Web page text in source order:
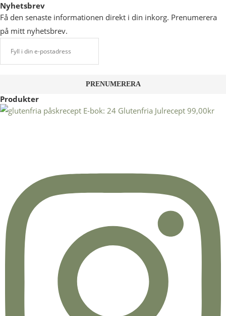
Nyhetsbrev
Få den senaste informationen direkt i din inkorg. Prenumerera
på mitt nyhetsbrev.
Produkter
E-bok: 24 Glutenfria Julrecept 99,00kr